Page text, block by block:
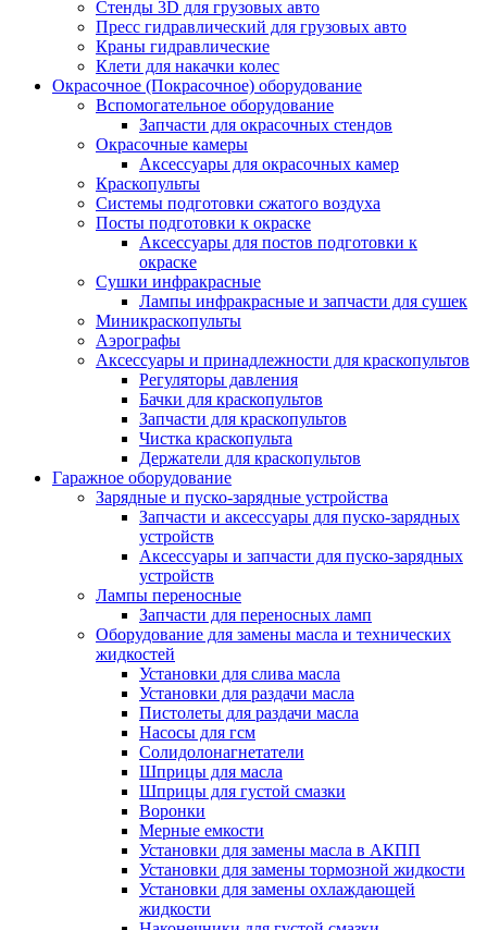
Стенды 3D для грузовых авто
Пресс гидравлический для грузовых авто
Краны гидравлические
Клети для накачки колес
Окрасочное (Покрасочное) оборудование
Вспомогательное оборудование
Запчасти для окрасочных стендов
Окрасочные камеры
Аксессуары для окрасочных камер
Краскопульты
Системы подготовки сжатого воздуха
Посты подготовки к окраске
Аксессуары для постов подготовки к
окраске
Сушки инфракрасные
Лампы инфракрасные и запчасти для сушек
Миникраскопульты
Аэрографы
Аксессуары и принадлежности для краскопультов
Регуляторы давления
Бачки для краскопультов
Запчасти для краскопультов
Чистка краскопульта
Держатели для краскопультов
Гаражное оборудование
Зарядные и пуско-зарядные устройства
Запчасти и аксессуары для пуско-зарядных
устройств
Аксессуары и запчасти для пуско-зарядных
устройств
Лампы переносные
Запчасти для переносных ламп
Оборудование для замены масла и технических
жидкостей
Установки для слива масла
Установки для раздачи масла
Пистолеты для раздачи масла
Насосы для гсм
Солидолонагнетатели
Шприцы для масла
Шприцы для густой смазки
Воронки
Мерные емкости
Установки для замены масла в АКПП
Установки для замены тормозной жидкости
Установки для замены охлаждающей
жидкости